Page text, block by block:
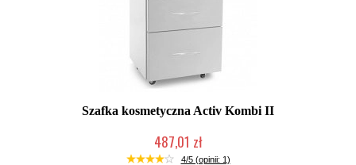
Szafka kosmetyczna Activ Kombi II
487,01 zł
W magazynie producenta
4/5 (opinii: 1)